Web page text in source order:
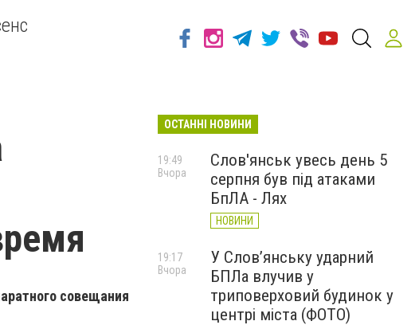
совещания
ОСТАННІ НОВИНИ
Слов'янськ увесь день 5
серпня був під атаками
БпЛА - Лях
НОВИНИ
19:49
Вчора
У Слов’янську ударний
БПЛа влучив у
триповерховий будинок у
центрі міста (ФОТО)
19:17
Вчора